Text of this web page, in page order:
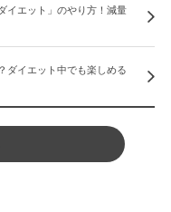
イエット」のやり方！減量
ダイエット中でも楽しめる